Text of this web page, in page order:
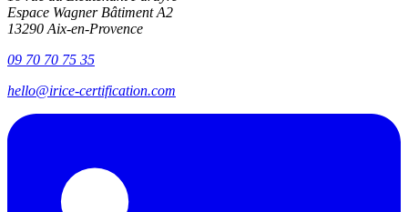
Espace Wagner Bâtiment A2
13290 Aix-en-Provence
09 70 70 75 35
hello@irice-certification.com